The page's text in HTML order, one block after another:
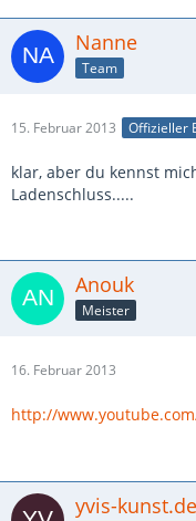
Nanne
Team
15. Februar 2013 Offizieller
klar, aber du kennst
Ladenschluss.....
Anouk
Meister
16. Februar 2013
http://
yvis-kunst.de